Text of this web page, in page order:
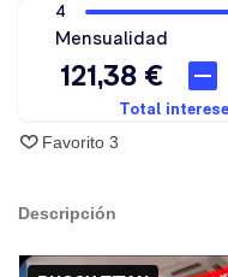
Favorito 3
Descripción